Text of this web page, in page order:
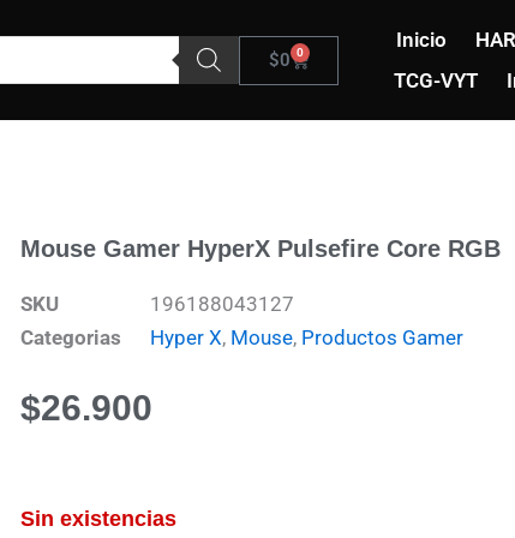
$0 0
Carrito
Inicio
TCG-VYT
Mouse Gamer HyperX Pulsefire Core RGB
SKU
196188043127
Categorias
Hyper X, Mouse, Productos Gamer
$26.900
Sin existencias